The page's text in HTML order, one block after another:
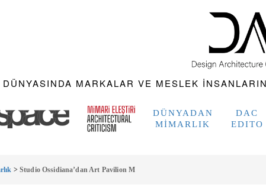
MARKALAR VE MESLEK
DÜNYADAN
MIMARLIK
DAC
EDITO
> Studio Ossidiana’dan Art Pavilion M